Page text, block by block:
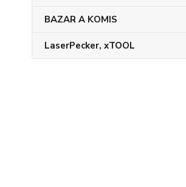
BAZAR A KOMIS
LaserPecker, xTOOL